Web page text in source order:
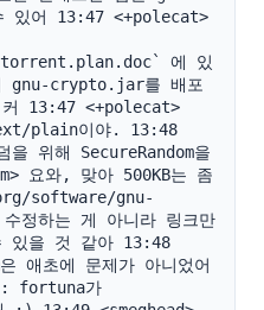
있어 13:47 <+polecat>
에 있
gnu-crypto.jar를 배포
13:47 <+polecat>
plain이야. 13:48
위해 SecureRandom을
요와, 맞아 500KB는 좀
software/gnu-
정하는 게 아니라 링크만
있을 것 같아 13:48
애초에 문제가 아니었어
fortuna가